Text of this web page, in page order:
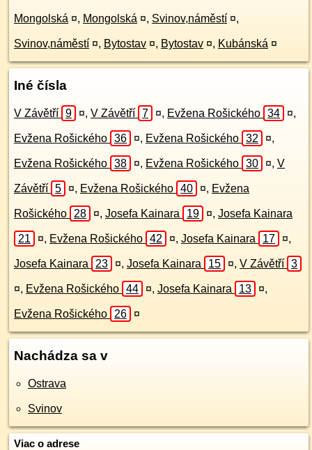
Mongolská ¤, Mongolská ¤, Svinov,náměstí ¤,
Svinov,náměstí ¤, Bytostav ¤, Bytostav ¤, Kubánská ¤
Iné čísla
V Závětří 9 ¤, V Závětří 7 ¤, Evžena Rošického 34 ¤,
Evžena Rošického 36 ¤, Evžena Rošického 32 ¤,
Evžena Rošického 38 ¤, Evžena Rošického 30 ¤, V
Závětří 5 ¤, Evžena Rošického 40 ¤, Evžena
Rošického 28 ¤, Josefa Kainara 19 ¤, Josefa Kainara
21 ¤, Evžena Rošického 42 ¤, Josefa Kainara 17 ¤,
Josefa Kainara 23 ¤, Josefa Kainara 15 ¤, V Závětří 3
¤, Evžena Rošického 44 ¤, Josefa Kainara 13 ¤,
Evžena Rošického 26 ¤
Nachádza sa v
Ostrava
Svinov
Viac o adrese